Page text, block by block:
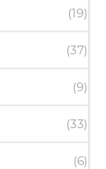
(19)
(37)
(9)
(33)
(6)